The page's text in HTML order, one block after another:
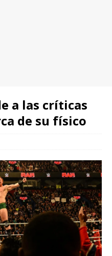
a las críticas
de su físico